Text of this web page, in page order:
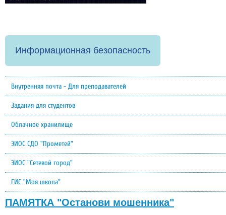
Информационная безопасность
Внутренняя почта - Для преподавателей
Задания для студентов
Облачное хранилище
ЭИОС СДО "Прометей"
ЭИОС "Сетевой город"
ГИС "Моя школа"
ПАМЯТКА "Останови мошенника"